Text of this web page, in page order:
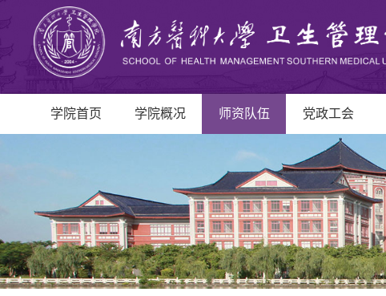
学院首页 学院概况 师资队伍 党政工会